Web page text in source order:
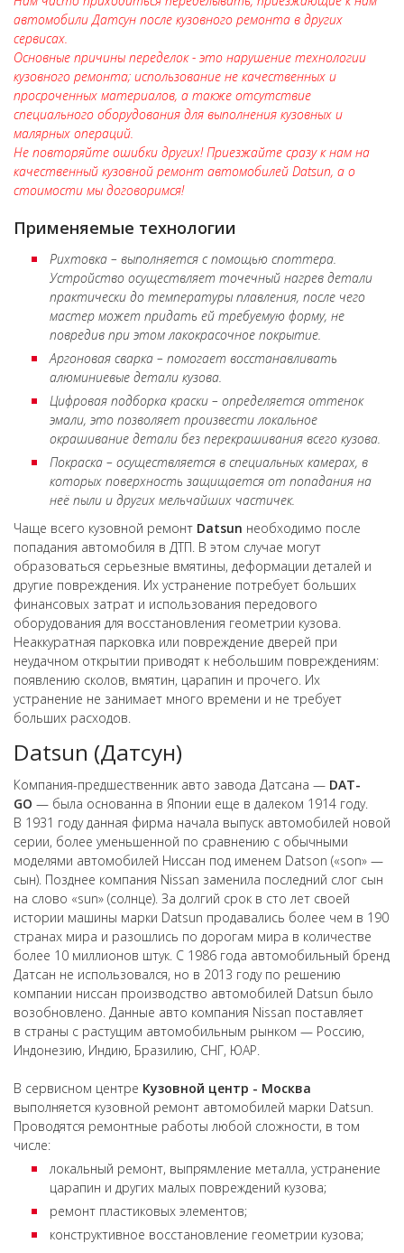
автомобили Датсун после кузовного ремонта в других
сервисах.
Основные причины переделок - это нарушение технологии
кузовного ремонта; использование не качественных и
просроченных материалов, а также отсутствие
специального оборудования для выполнения кузовных и
малярных операций.
Не повторяйте ошибки других! Приезжайте сразу к нам на
качественный кузовной ремонт автомобилей Datsun, а о
стоимости мы договоримся!
Применяемые технологии
Рихтовка – выполняется с помощью споттера.
Устройство осуществляет точечный нагрев детали
практически до температуры плавления, после чего
мастер может придать ей требуемую форму, не
повредив при этом лакокрасочное покрытие.
Аргоновая сварка – помогает восстанавливать
алюминиевые детали кузова.
Цифровая подборка краски – определяется оттенок
эмали, это позволяет произвести локальное
окрашивание детали без перекрашивания всего кузова.
Покраска – осуществляется в специальных камерах, в
которых поверхность защищается от попадания на
неё пыли и других мельчайших частичек.
Чаще всего кузовной ремонт Datsun необходимо после
попадания автомобиля в ДТП. В этом случае могут
образоваться серьезные вмятины, деформации деталей и
другие повреждения. Их устранение потребует больших
финансовых затрат и использования передового
оборудования для восстановления геометрии кузова.
Неаккуратная парковка или повреждение дверей при
неудачном открытии приводят к небольшим повреждениям:
появлению сколов, вмятин, царапин и прочего. Их
устранение не занимает много времени и не требует
больших расходов.
Datsun (Датсун)
Компания-предшественник авто завода Датсана — DAT-
GO — была основанна в Японии еще в далеком 1914 году.
В 1931 году данная фирма начала выпуск автомобилей новой
серии, более уменьшенной по сравнению с обычными
моделями автомобилей Ниссан под именем Datson («son» —
сын). Позднее компания Nissan заменила последний слог сын
на слово «sun» (солнце). За долгий срок в сто лет своей
истории машины марки Datsun продавались более чем в 190
странах мира и разошлись по дорогам мира в количестве
более 10 миллионов штук. С 1986 года автомобильный бренд
Датсан не использовался, но в 2013 году по решению
компании ниссан производство автомобилей Datsun было
возобновлено. Данные авто компания Nissan поставляет
в страны с растущим автомобильным рынком — Россию,
Индонезию, Индию, Бразилию, СНГ, ЮАР.
В сервисном центре Кузовной центр - Москва
выполняется кузовной ремонт автомобилей марки Datsun.
Проводятся ремонтные работы любой сложности, в том
числе:
локальный ремонт, выпрямление металла, устранение
царапин и других малых повреждений кузова;
ремонт пластиковых элементов;
конструктивное восстановление геометрии кузова;